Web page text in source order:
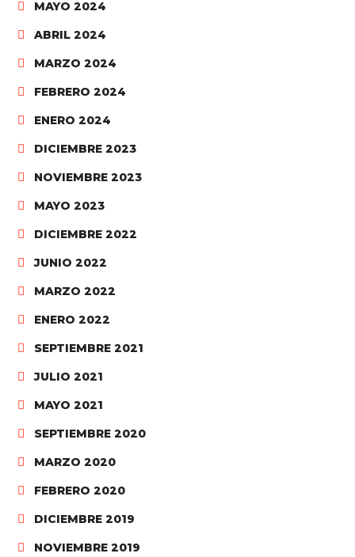
MAYO 2024
ABRIL 2024
MARZO 2024
FEBRERO 2024
ENERO 2024
DICIEMBRE 2023
NOVIEMBRE 2023
MAYO 2023
DICIEMBRE 2022
JUNIO 2022
MARZO 2022
ENERO 2022
SEPTIEMBRE 2021
JULIO 2021
MAYO 2021
SEPTIEMBRE 2020
MARZO 2020
FEBRERO 2020
DICIEMBRE 2019
NOVIEMBRE 2019